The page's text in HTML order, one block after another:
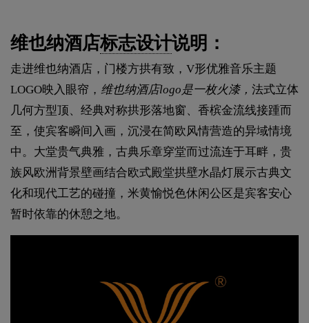
维也纳酒店标志设计说明：
走进维也纳酒店，门楼方拱有致，V形优雅音乐主题
LOGO映入眼帘， 维也纳酒店logo是一枚火漆， 法式立体
几何方型顶、经典对称拱形落地窗、香槟金流线接踵而
至，使宾客瞬间入画，沉浸在简欧风情营造的异域情境
中。大堂贵气典雅，古典乐章穿堂而过流连于耳畔，贵
族风欧洲背景壁画结合欧式殿堂拱壁水晶灯展示古典文
化和现代工艺的碰撞，米黄愉悦色休闲公区是宾客安心
暂时依靠的休憩之地。